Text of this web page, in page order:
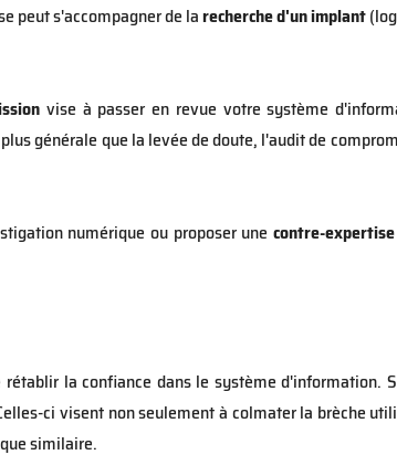
peut s'accompagner de larecherche d'un implant
vise à passer en revue votre système
générale que la levée de doute, l'audit de
numérique ou proposer une contre-
la confiance dans le système d'information.
ci visent non seulement à colmater la brèche
similaire.